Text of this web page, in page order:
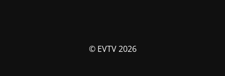
© EVTV 2026